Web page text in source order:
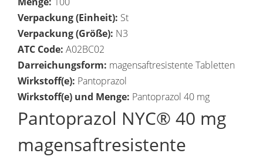
Verpackung (Einheit): St
Verpackung (Größe): N3
ATC Code: A02BC02
Darreichungsform: magensaftresistente Tabletten
Wirkstoff(e): Pantoprazol
Wirkstoff(e) und Menge: Pantoprazol 40 mg
Pantoprazol NYC® 40 mg
magensaftresistente